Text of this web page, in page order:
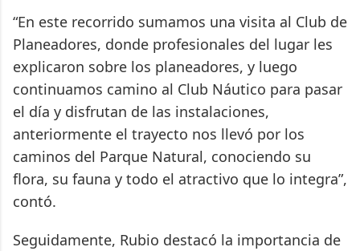
“En este recorrido sumamos una visita al Club de
Planeadores, donde profesionales del lugar les
explicaron sobre los planeadores, y luego
continuamos camino al Club Náutico para pasar
el día y disfrutan de las instalaciones,
anteriormente el trayecto nos llevó por los
caminos del Parque Natural, conociendo su
flora, su fauna y todo el atractivo que lo integra”,
contó.
Seguidamente, Rubio destacó la importancia de